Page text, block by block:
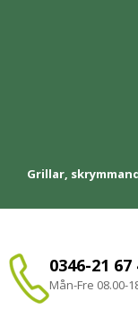
Grillar,
0346-21 67
Mån-Fre 08.00-